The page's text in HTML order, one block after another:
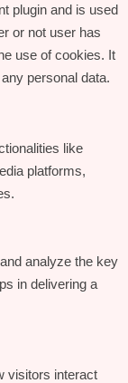
plugin and is used
or not user has
use of cookies. It
personal data.
like
platforms,
analyze the key
in delivering a
visitors interact